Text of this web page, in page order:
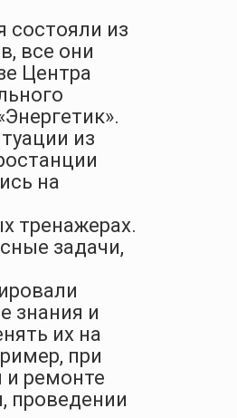
состояли из
все они
Центра
из
на
тренажерах.
задачи,
знания и
их на
при
и ремонте
проведении